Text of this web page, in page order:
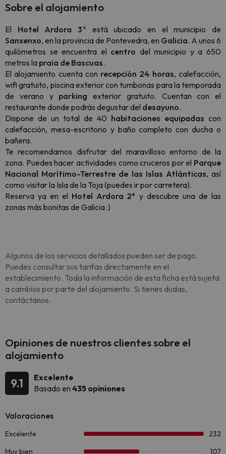
Sobre el alojamiento
El Hotel Ardora 3* está ubicado en el municipio de
Sanxenxo, en la provincia de Pontevedra, en Galicia. A unos 6
quilómetros se encuentra el centro del municipio y a 650
metros la praia de Bascuas.
El alojamiento cuenta con recepción 24 horas, calefacción,
wifi gratuito, piscina exterior con tumbonas para la temporada
de verano y parking exterior gratuito. Cuentan con el
restaurante donde podrás degustar del desayuno.
Dispone de un total de 40 habitaciones equipadas con
calefacción, mesa-escritorio y baño completo con ducha o
bañera.
Te recomendamos disfrutar del maravilloso entorno de la
zona. Puedes hacer actividades como cruceros por el Parque
Nacional Marítimo-Terrestre de las Islas Atlánticas, así
como visitar la Isla de la Toja (puedes ir por carretera).
Reserva ya en el Hotel Ardora 2*y descubre una de las
zonas más bonitas de Galicia :)
Algunos de los servicios detallados pueden ser de pago.
Puedes consultar sus tarifas directamente en el
establecimiento. Toda la información de esta ficha está sujeta
a cambios por parte del alojamiento. Si tienes dudas,
contáctanos.
Opiniones de nuestros clientes sobre el
alojamiento
9.1
Excelente
Basado en 435 opiniones